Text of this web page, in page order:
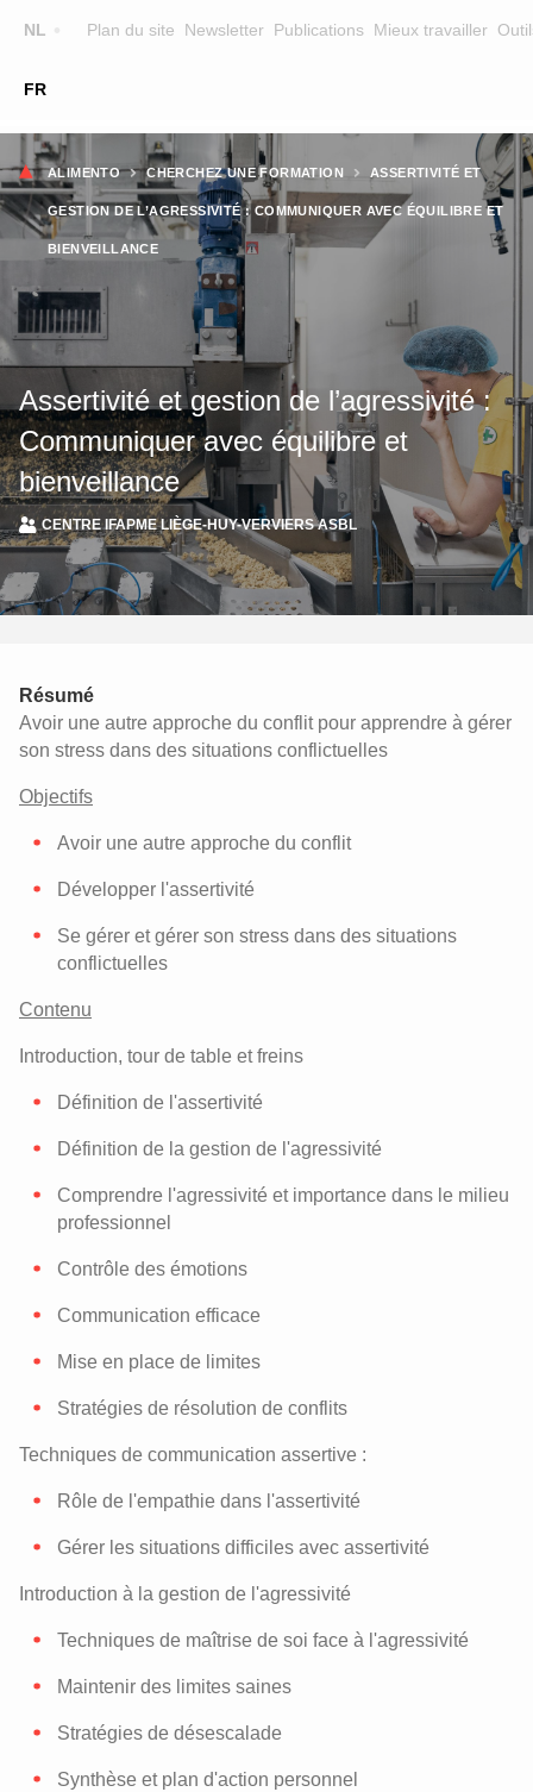
NL
FR
Plan du site Newsletter Publications Mieux travailler
Main
navigation
FORMATION
FORMATEURS
SUR ALIMENTO
EQUIPE
CONTACT
CHERCHER UNE FORMATION
Fil
d'Ariane
ALIMENTO CHERCHEZ UNE FORMATION ASSERTIVITÉ ET
GESTION DE L’AGRESSIVITÉ : COMMUNIQUER AVEC ÉQUILIBRE ET
BIENVEILLANCE
Assertivité et gestion de l’agressivité :
Communiquer avec équilibre et
bienveillance
CENTRE IFAPME LIÈGE-HUY-VERVIERS ASBL
Résumé
Avoir une autre approche du conflit pour apprendre à gérer
son stress dans des situations conflictuelles
Objectifs
Avoir une autre approche du conflit
Développer l'assertivité
Se gérer et gérer son stress dans des situations
conflictuelles
Contenu
Introduction, tour de table et freins
Définition de l'assertivité
Définition de la gestion de l'agressivité
Comprendre l'agressivité et importance dans le milieu
professionnel
Contrôle des émotions
Communication efficace
Mise en place de limites
Stratégies de résolution de conflits
Techniques de communication assertive :
Rôle de l'empathie dans l'assertivité
Gérer les situations difficiles avec assertivité
Introduction à la gestion de l'agressivité
Techniques de maîtrise de soi face à l'agressivité
Maintenir des limites saines
Stratégies de désescalade
Synthèse et plan d'action personnel